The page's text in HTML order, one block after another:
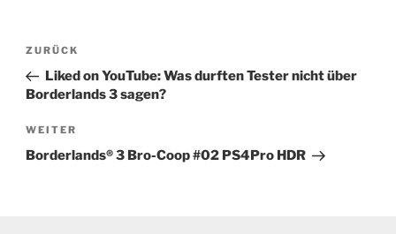
Beitragsnavigation
Vorheriger
Beitrag
ZURÜCK
Liked on YouTube: Was durften Tester nicht über
Borderlands 3 sagen?
Nächster
Beitrag
WEITER
Borderlands® 3 Bro-Coop #02 PS4Pro HDR